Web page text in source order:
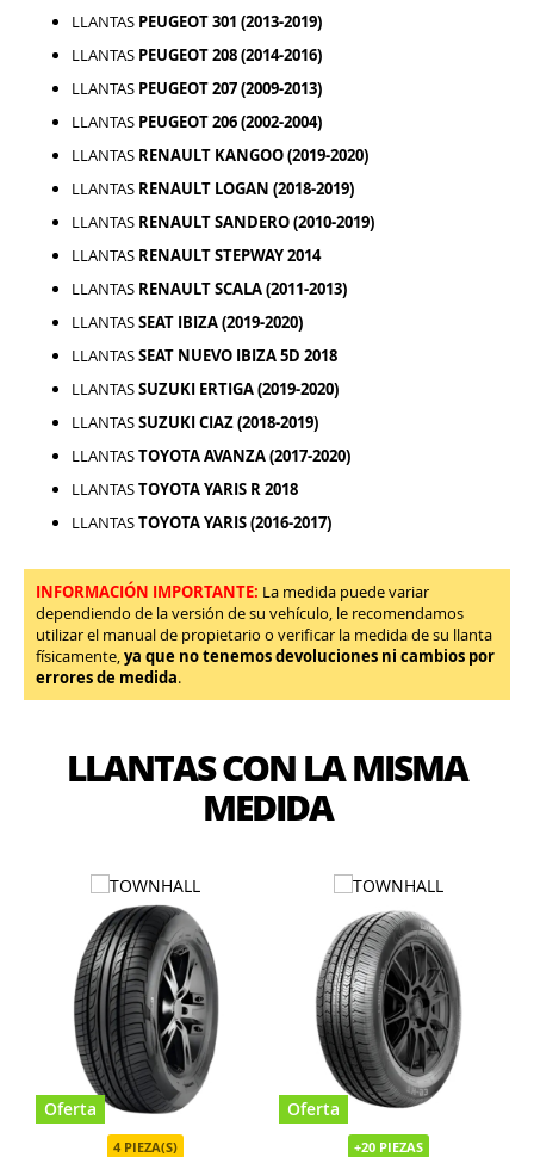
LLANTAS PEUGEOT 301 (2013-2019)
LLANTAS PEUGEOT 208 (2014-2016)
LLANTAS PEUGEOT 207 (2009-2013)
LLANTAS PEUGEOT 206 (2002-2004)
LLANTAS RENAULT KANGOO (2019-2020)
LLANTAS RENAULT LOGAN (2018-2019)
LLANTAS RENAULT SANDERO (2010-2019)
LLANTAS RENAULT STEPWAY 2014
LLANTAS RENAULT SCALA (2011-2013)
LLANTASSEAT IBIZA (2019-2020)
LLANTASSEAT NUEVO IBIZA 5D 2018
LLANTASSUZUKI ERTIGA (2019-2020)
LLANTASSUZUKI CIAZ (2018-2019)
LLANTASTOYOTA AVANZA (2017-2020)
LLANTASTOYOTA YARIS R 2018
LLANTASTOYOTA YARIS (2016-2017)
INFORMACIÓN IMPORTANTE: La medida puede variar
dependiendo de la versión de su vehículo, le recomendamos
utilizar el manual de propietario o verificar la medida de su llanta
físicamente,ya que no tenemos devoluciones ni cambios por
errores de medida.
LLANTAS CON LA MISMA
MEDIDA
Oferta
4 PIEZA(S)
Oferta
+20 PIEZAS